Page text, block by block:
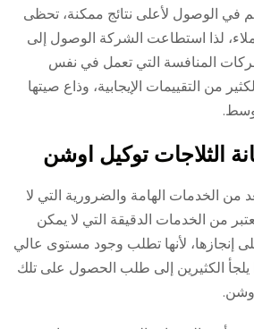
في الوصول لأعلى نتائج ممكنة، تحظى
لذا استطاعت الشركة الوصول إلى
المنافسة التي تعمل في نفس
من التقييمات الإيجابية، وذاع صيتها
الثلاجات توكيل اوشن
من الخدمات الهامة والضرورية التي لا
من الخدمات الدقيقة التي لا يمكن
إنجازها، لأنها تطلب وجود مستوى عالي
يلجأ الكثيرين إلى طلب الحصول على تلك